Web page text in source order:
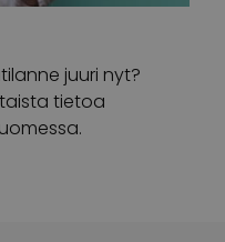
juuri nyt?
tietoa